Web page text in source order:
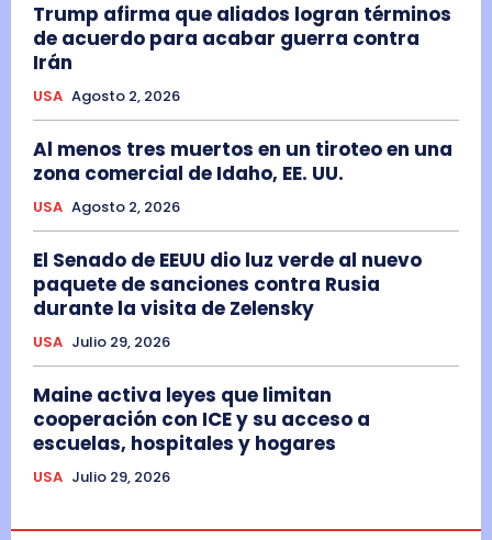
Trump afirma que aliados logran términos
de acuerdo para acabar guerra contra
Irán
USA Agosto 2, 2026
Al menos tres muertos en un tiroteo en una
zona comercial de Idaho, EE. UU.
USA Agosto 2, 2026
El Senado de EEUU dio luz verde al nuevo
paquete de sanciones contra Rusia
durante la visita de Zelensky
USA Julio 29, 2026
Maine activa leyes que limitan
cooperación con ICE y su acceso a
escuelas, hospitales y hogares
USA Julio 29, 2026